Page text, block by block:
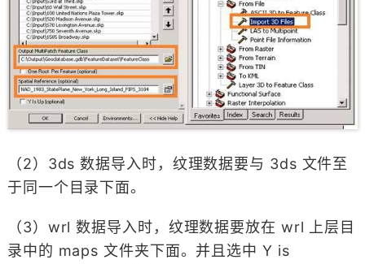
（2）3ds 数据导入时，纹理数据要与 3ds 文件至
于同一个目录下面。
（3）wrl 数据导入时，纹理数据要放在 wrl 上层目
录中的 maps 文件夹下面。并且选中 Y is